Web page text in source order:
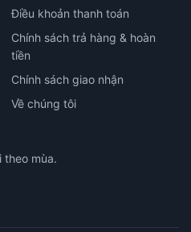
Điều khoản thanh toán
Chính sách trả hàng & hoàn
tiền
Chính sách giao nhận
Về chúng tôi
theo mùa.